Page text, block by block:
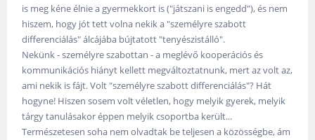
is meg kéne élnie a gyermekkort is ("játszani is engedd"), és nem
hiszem, hogy jót tett volna nekik a "személyre szabott
differenciálás" álcájába bújtatott "tenyészistálló".
Nekünk - személyre szabottan - a meglévő kooperációs és
kommunikációs hiányt kellett megváltoztatnunk, mert az volt az,
ami nekik is fájt. Volt "személyre szabott differenciálás"? Hát
hogyne! Hiszen sosem volt véletlen, hogy melyik gyerek, melyik
tárgy tanulásakor éppen melyik csoportba került...
Természetesen soha nem olvadtak be teljesen a közösségbe, ám